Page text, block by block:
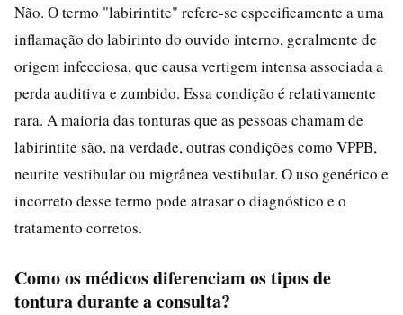
Não. O termo "labirintite" refere-se especificamente a uma
inflamação do labirinto do ouvido interno, geralmente de
origem infecciosa, que causa vertigem intensa associada a
perda auditiva e zumbido. Essa condição é relativamente
rara. A maioria das tonturas que as pessoas chamam de
labirintite são, na verdade, outras condições como VPPB,
neurite vestibular ou migrânea vestibular. O uso genérico e
incorreto desse termo pode atrasar o diagnóstico e o
tratamento corretos.
Como os médicos diferenciam os tipos de
tontura durante a consulta?